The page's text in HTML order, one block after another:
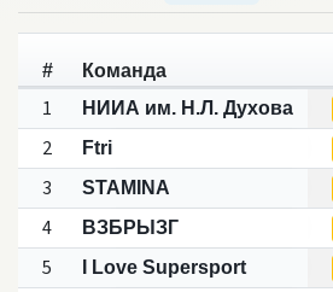
# Команда
1 НИИА им. Н.Л. Духова
2
Ftri
3
STAMINA
4
ВЗБРЫЗГ
5
I Love Supersport